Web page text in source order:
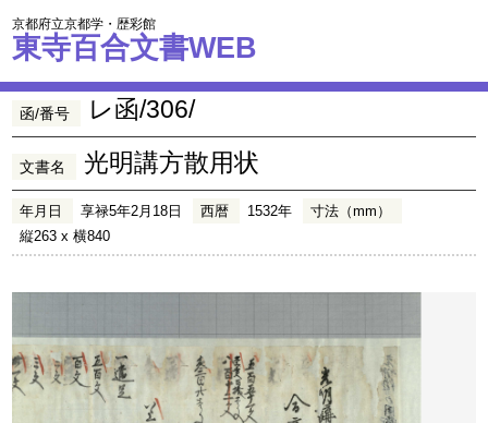
京都府立京都学・歴彩館
東寺百合文書WEB
函/番号 レ函/306/
文書名 光明講方散用状
年月日 享禄5年2月18日 西暦 1532年
寸法（mm）
縦263 x 横840